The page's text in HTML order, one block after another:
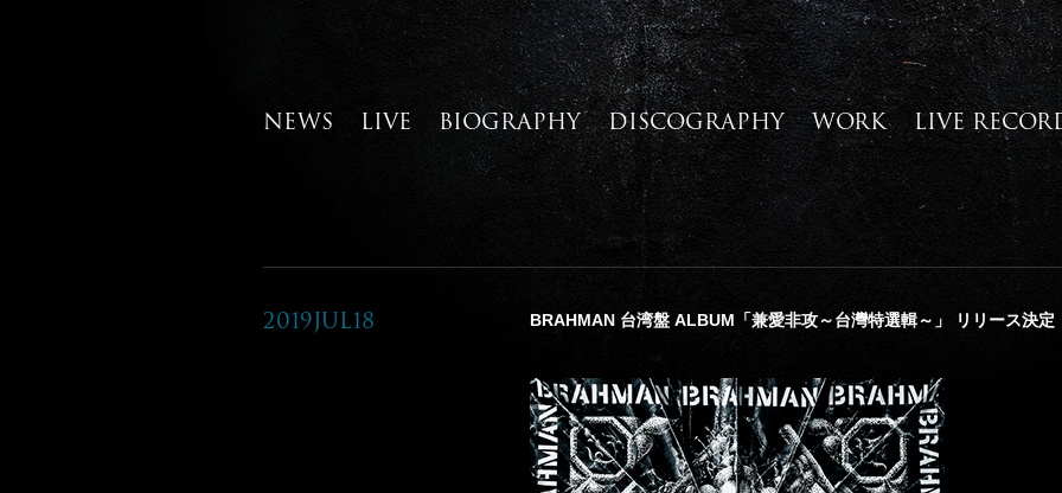
NEWS LIVE BIOGRAPHY DISCOGRAPHY WORK LIVE
2019Jul18 BRAHMAN 台湾盤 ALBUM「兼愛非攻～台灣特選輯～」 リリース決定